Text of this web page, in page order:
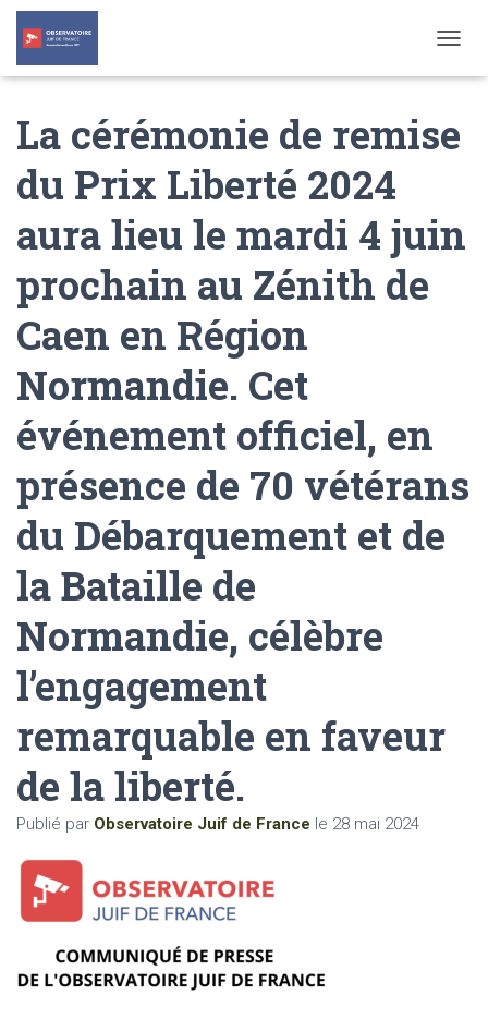
O
L
La cérémonie de remise
du Prix Liberté 2024
aura lieu le mardi 4 juin
prochain au Zénith de
Caen en Région
Normandie. Cet
événement officiel, en
présence de 70 vétérans
du Débarquement et de
la Bataille de
Normandie, célèbre
l’engagement
remarquable en faveur
de la liberté.
Publié par Observatoire Juif de France le 28 mai 2024